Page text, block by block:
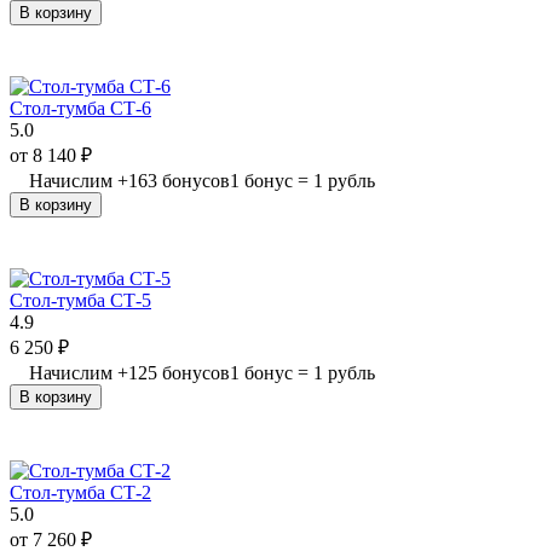
В корзину
Стол-тумба СТ-6
5.0
от 8 140 ₽
Начислим +163 бонусов1 бонус = 1 рубль
В корзину
Стол-тумба СТ-5
4.9
6 250 ₽
Начислим +125 бонусов1 бонус = 1 рубль
В корзину
Стол-тумба СТ-2
5.0
от 7 260 ₽